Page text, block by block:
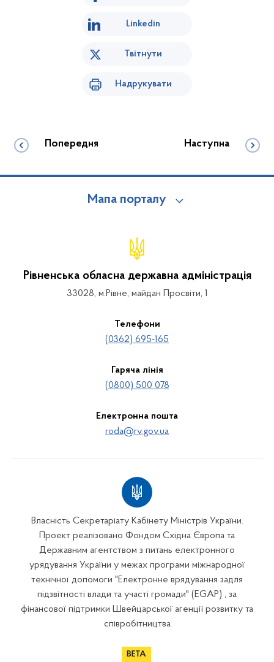
Linkedin
Твітнути
Надрукувати
Попередня Наступна
Мапа порталу
Рівненська обласна державна адміністрація
33028, м.Рівне, майдан Просвіти, 1
Телефони
(0362) 695-165
Гаряча лінія
(0800) 500 078
Електронна пошта
roda@rv.gov.ua
Власність Секретаріату Кабінету Міністрів України.
Проект реалізовано Фондом Східна Європа та
Державним агентством з питань електронного
урядування України у межах програми міжнародної
технічної допомоги "Електронне врядування задля
підзвітності влади та участі громади" (EGAP) , за
фінансової підтримки Швейцарської агенції розвитку та
співробітництва